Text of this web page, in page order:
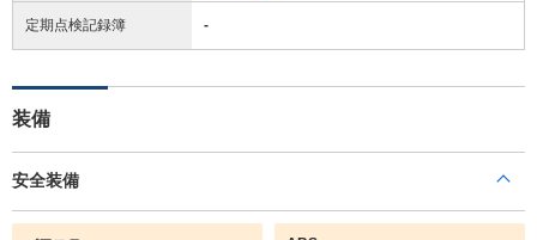
定期点検記録簿 -
装備
安全装備